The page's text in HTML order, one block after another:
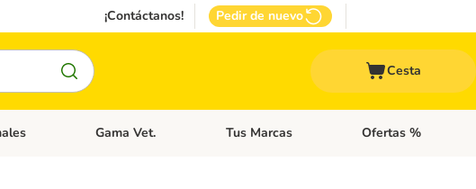
¡Contáctanos! Pedir de nuevo
Cesta
abierto: Accesorios Gatos
Menú de categoria abierto: Otros Animales
Gama Vet. Menú de categoria abierto: Gama Vet.
Tus Marcas Menú de categoria
Ofertas %